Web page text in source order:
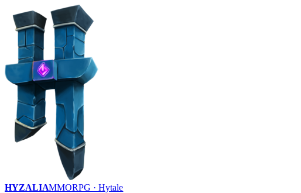
HYZALIAMMORPG · Hytale